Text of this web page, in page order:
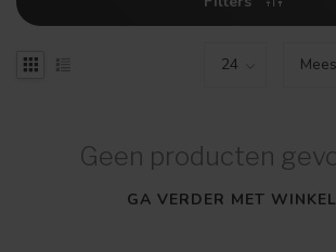
Geen producten
GA VERDER MET